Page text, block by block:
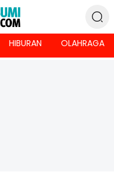
HIBURAN OLAHRAGA